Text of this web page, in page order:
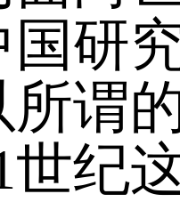
国研
所谓
世纪